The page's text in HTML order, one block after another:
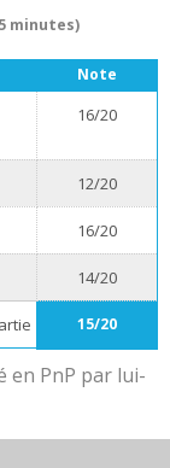
minutes)
Note
16/20
12/20
16/20
14/20
15/20
en PnP par lui-